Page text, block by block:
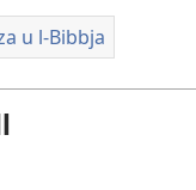
u l-​Bibbja